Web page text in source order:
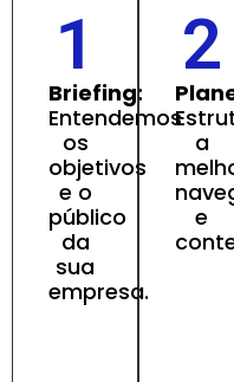
1
Briefing:
Entendemos
os
objetivos
e o
público
da
sua
empresa.
2
a
e